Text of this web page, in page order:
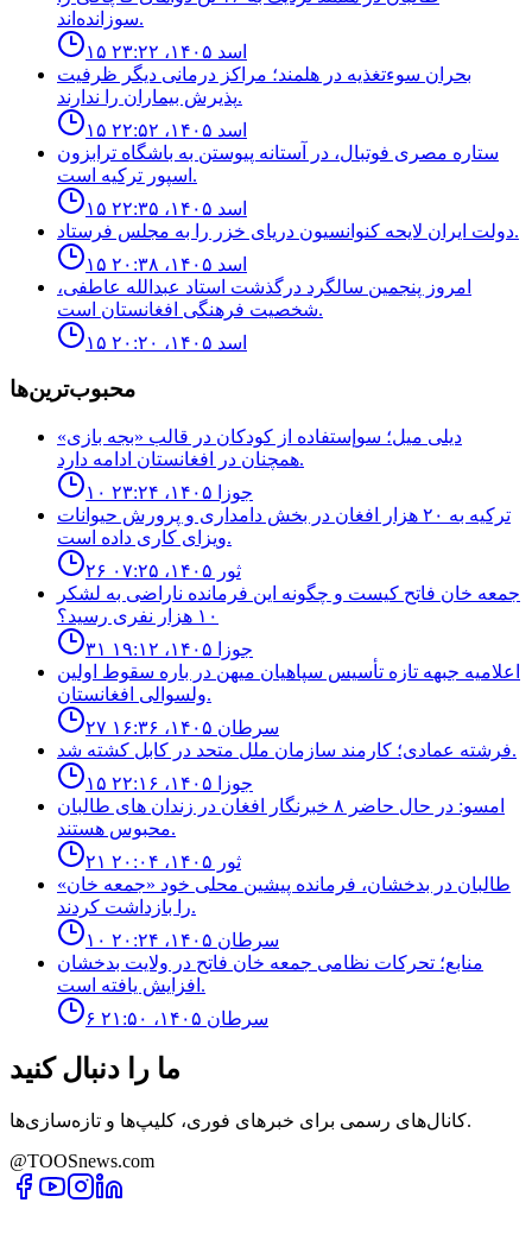
سوزانده‌اند.
۱۵ اسد ۱۴۰۵، ۲۳:۲۲
بحران سوءتغذیه در هلمند؛ مراکز درمانی دیگر ظرفیت
پذیرش بیماران را ندارند.
۱۵ اسد ۱۴۰۵، ۲۲:۵۲
ستاره مصرى فوتبال، در آستانه پيوستن به باشگاه ترابزون
اسپور تركيه است.
۱۵ اسد ۱۴۰۵، ۲۲:۳۵
دولت ايران لايحه كنوانسيون درياى خزر را به مجلس فرستاد.
۱۵ اسد ۱۴۰۵، ۲۰:۳۸
امروز پنجمین سالگرد درگذشت استاد عبدالله عاطفی،
شخصیت فرهنگی افغانستان است.
۱۵ اسد ۱۴۰۵، ۲۰:۲۰
محبوب‌ترین‌ها
ديلى ميل؛ سوإستفاده از كودكان در قالب «بجه بازى»
همچنان در افغانستان ادامه دارد.
۱۰ جوزا ۱۴۰۵، ۲۳:۲۴
ترکیه به ۲۰ هزار افغان در بخش دامداری و پرورش حیوانات
ویزای کاری داده است.
۲۶ ثور ۱۴۰۵، ۰۷:۲۵
جمعه خان فاتح كيست و چگونه اين فرمانده ناراضى به لشكر
١٠ هزار نفرى رسيد؟
۳۱ جوزا ۱۴۰۵، ۱۹:۱۲
اعلاميه جبهه تازه تأسيس سپاهيان ميهن در باره سقوط اولين
ولسوالى افغانستان.
۲۷ سرطان ۱۴۰۵، ۱۶:۳۶
فرشته عمادى؛ كارمند سازمان ملل متحد در كابل كشته شد.
۱۵ جوزا ۱۴۰۵، ۲۲:۱۶
امسو: در حال حاضر ۸ خبرنگار افغان در زندان‌ های طالبان
محبوس هستند.
۲۱ ثور ۱۴۰۵، ۲۰:۰۴
طالبان در بدخشان، فرمانده پیشین محلی خود «جمعه خان»
را بازداشت کردند.
۱۰ سرطان ۱۴۰۵، ۲۰:۲۴
منابع؛ تحركات نظامى جمعه خان فاتح در ولايت بدخشان
افزايش يافته است.
۶ سرطان ۱۴۰۵، ۲۱:۵۰
ما را دنبال کنید
کانال‌های رسمی برای خبرهای فوری، کلیپ‌ها و تازه‌سازی‌ها.
@TOOSnews.com